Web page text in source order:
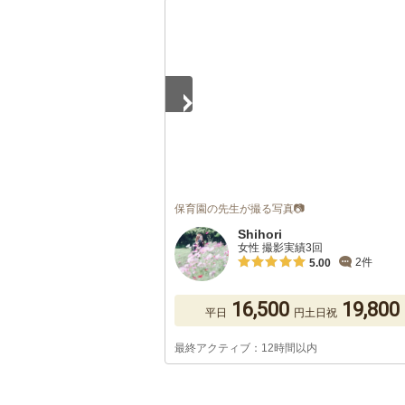
保育園の先生が撮る写真📷
Shihori
女性 撮影実績3回
5.00
2件
平日 16,500 円土日祝 19,800
最終アクティブ：12時間以内